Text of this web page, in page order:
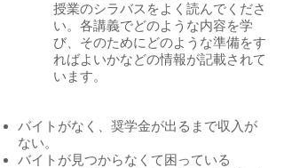
授業のシラバスをよく読んでくださ
い。各講義でどのような内容を学
び、そのためにどのような準備をす
ればよいかなどの情報が記載されて
います。
バイトがなく、奨学金が出るまで収入が
ない。
バイトが見つからなくて困っている